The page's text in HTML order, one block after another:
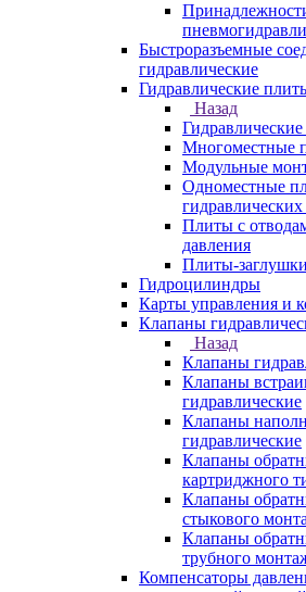
Быстроразъемные
гидравлические
Гидравлические
Назад
Многоместные
Модульные
Одноместные
Плиты с
давления
Плиты-
Гидроцилиндры
Карты управления и
Клапаны
Назад
Клапаны
Клапаны
гидравлические
Клапаны
гидравлические
Клапаны
картриджного
Клапаны
стыкового
Клапаны
трубного
Компенсаторы